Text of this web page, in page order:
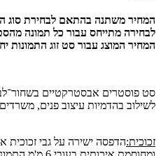
המחיר משתנה בהתאם לבחירת סוג
לבחירה מתייחס עבור כל תמונה
המחיר המוצג עבור סט זוג התמונות
סט פוסטרים אבסטרקטיים
לשילוב בהדמיות עיצוב פנים,
זכוכית:הדפסה ישירה על גבי